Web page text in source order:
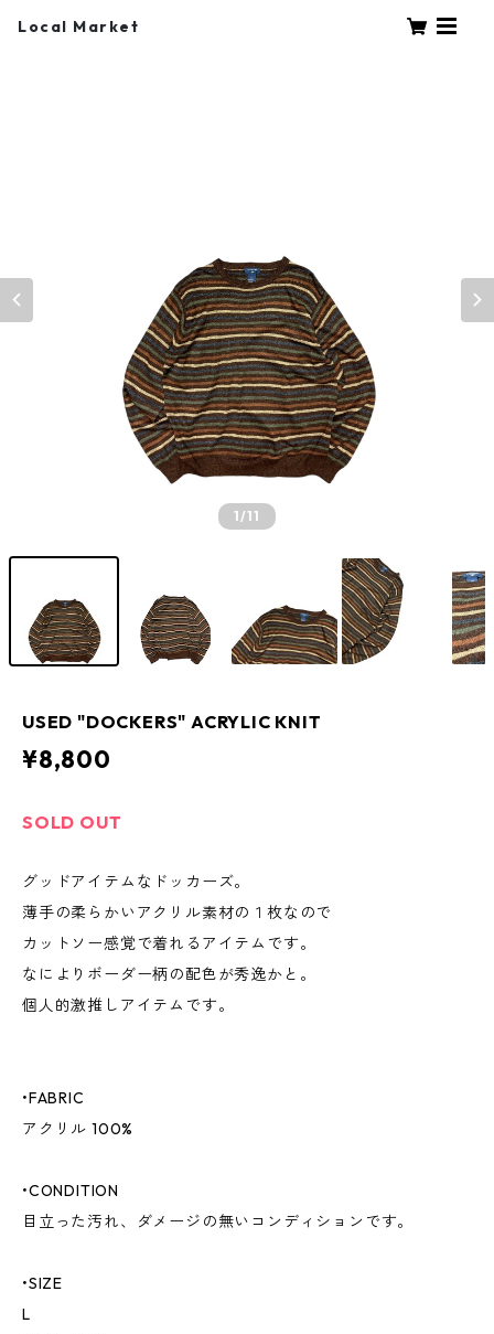
Local Market
1/11
USED "DOCKERS" ACRYLIC KNIT
¥8,800
SOLD OUT
グッドアイテムなドッカーズ。
薄手の柔らかいアクリル素材の１枚なので
カットソー感覚で着れるアイテムです。
なによりボーダー柄の配色が秀逸かと。
個人的激推しアイテムです。
•FABRIC
アクリル 100%
•CONDITION
目立った汚れ、ダメージの無いコンディションです。
•SIZE
L